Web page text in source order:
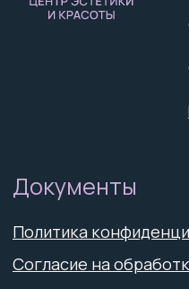
Информация, размещённая на
исключительно информационный
является публичной офертой (п. 2